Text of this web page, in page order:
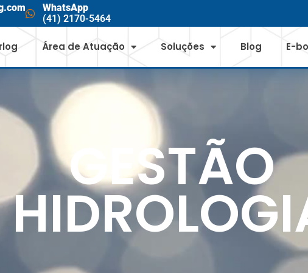
WhatsApp
(41) 2170-5464
Área de Atuação Soluções Blog E-
GESTÃO